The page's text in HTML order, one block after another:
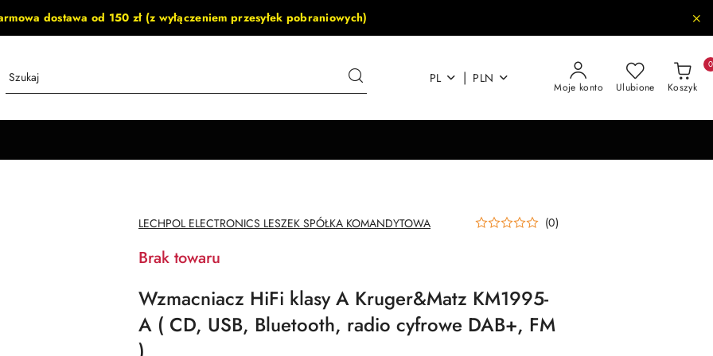
dostawa od 150 zł (z wyłączeniem przesyłek pobraniowych)
PL | PLN
Moje konto Ulubione Koszyk
0
NAZWA
PRODUCENTA:
LECHPOL ELECTRONICS LESZEK SPÓŁKA KOMANDYTOWA (0)
Brak towaru
Wzmacniacz HiFi klasy A Kruger&Matz KM1995-
A ( CD, USB, Bluetooth, radio cyfrowe DAB+, FM